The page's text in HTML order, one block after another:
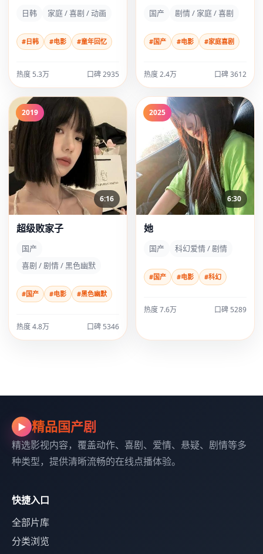
日韩 家庭 / 喜剧 / 动画
#日韩 #电影 #童年回忆
热度 5.3万 口碑 2935
国产 剧情 / 家庭 / 喜剧
#国产 #电影 #家庭喜剧
热度 2.4万 口碑 3612
2019
6:16
超级败家子
国产
喜剧 / 剧情 / 黑色幽默
#国产 #电影 #黑色幽默
热度 4.8万 口碑 5346
2025
6:30
她
国产 科幻爱情 / 剧情
#国产 #电影 #科幻
热度 7.6万 口碑 5289
▶ 精品国产剧
精选影视内容，覆盖动作、喜剧、爱情、悬疑、剧情等多
种类型，提供清晰流畅的在线点播体验。
快捷入口
全部片库
分类浏览